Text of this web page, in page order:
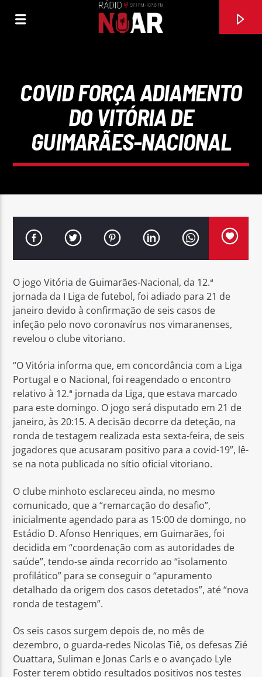
O CARRAPITO DA DONA AURORA
Rádio No ar
COVID FORÇA ADIAMENTO
DO VITÓRIA DE
GUIMARÃES-NACIONAL
O jogo Vitória de Guimarães-Nacional, da 12.ª
jornada da I Liga de futebol, foi adiado para 21 de
janeiro devido à confirmação de seis casos de
infeção pelo novo coronavírus nos vimaranenses,
revelou o clube vitoriano.
“O Vitória informa que, em concordância com a Liga
Portugal e o Nacional, foi reagendado o encontro
relativo à 12.ª jornada da Liga, que estava marcado
para este domingo. O jogo será disputado em 21 de
janeiro, às 20:15. A decisão decorre da deteção, na
ronda de testagem realizada esta sexta-feira, de seis
jogadores que acusaram positivo para a covid-19”, lê-
se na nota publicada no sítio oficial vitoriano.
O clube minhoto esclareceu ainda, no mesmo
comunicado, que a “remarcação do desafio”,
inicialmente agendado para as 15:00 de domingo, no
Estádio D. Afonso Henriques, em Guimarães, foi
decidida em “coordenação com as autoridades de
saúde”, tendo-se ainda recorrido ao “isolamento
profilático” para se conseguir o “apuramento
detalhado da origem dos casos detetados”, até “nova
ronda de testagem”.
Os seis casos surgem depois de, no mês de
dezembro, o guarda-redes Nicolas Tiê, os defesas Zié
Ouattara, Suliman e Jonas Carls e o avançado Lyle
Foster terem obtido resultados positivos nos testes